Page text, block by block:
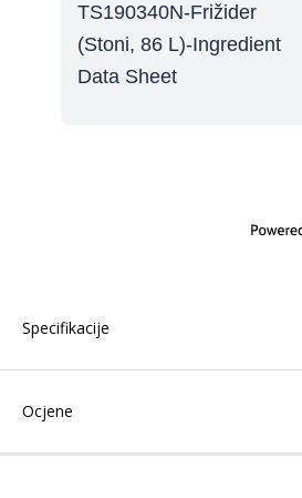
TS190340N-Frižider
(Stoni, 86 L)-Ingredient
Data Sheet
Specifikacije
Ocjene